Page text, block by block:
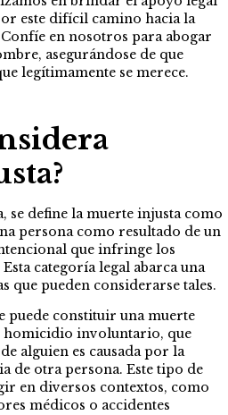
este difícil camino hacia la
en nosotros para abogar
asegurándose de que
legítimamente se merece.
se define la muerte injusta como
persona como resultado de un
que infringe los
categoría legal abarca una
que pueden considerarse tales.
puede constituir una muerte
homicidio involuntario, que
alguien es causada por la
de otra persona. Este tipo de
en diversos contextos, como
médicos o accidentes